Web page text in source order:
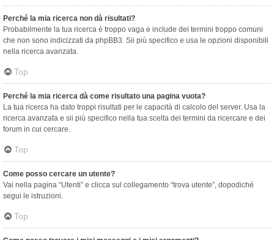
Perché la mia ricerca non dà risultati?
Probabilmente la tua ricerca è troppo vaga e include dei termini troppo comuni
che non sono indicizzati da phpBB3. Sii più specifico e usa le opzioni disponibili
nella ricerca avanzata.
Top
Perché la mia ricerca dà come risultato una pagina vuota?
La tua ricerca ha dato troppi risultati per le capacità di calcolo del server. Usa la
ricerca avanzata e sii più specifico nella tua scelta dei termini da ricercare e dei
forum in cui cercare.
Top
Come posso cercare un utente?
Vai nella pagina “Utenti” e clicca sul collegamento “trova utente”, dopodiché
segui le istruzioni.
Top